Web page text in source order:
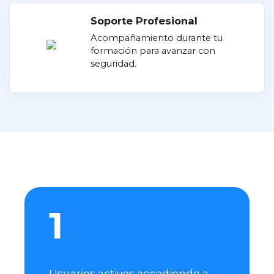
Soporte Profesional
Acompañamiento durante tu
formación para avanzar con
seguridad.
1